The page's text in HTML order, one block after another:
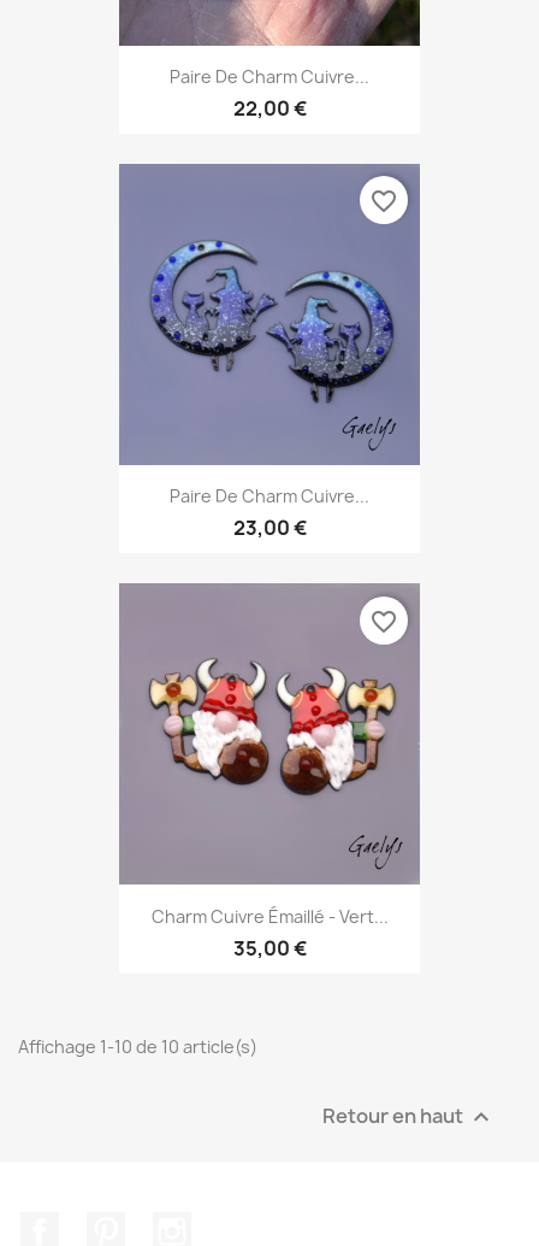
Paire De Charm Cuivre...
22,00 €
Paire De Charm Cuivre...
23,00 €
favorite_border
Charm Cuivre Émaillé - Vert...
35,00 €
favorite_border
Affichage 1-10 de 10 article(s)
Retour en haut 